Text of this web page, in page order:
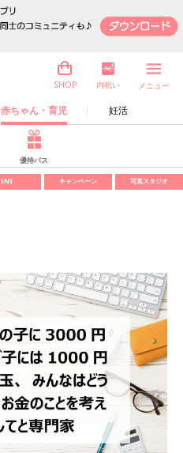
赤ちゃん・育児 妊活
SHOP 内祝い メニュー
優待パス
SNS キャンペーン 写真スタジオ